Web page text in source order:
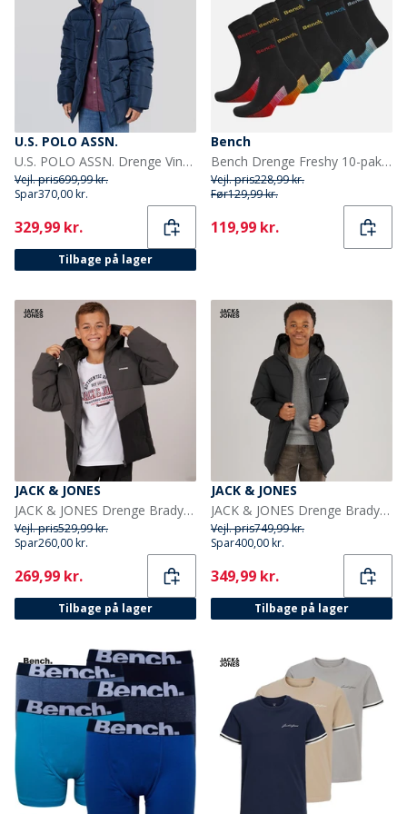
U.S. POLO ASSN.
U.S. POLO ASSN. Drenge Vinterjakke Blå
Vejl. pris699,99 kr.
Spar370,00 kr.
Current
329,99 kr.
Tilbage på lager
Bench
Bench Drenge Freshy 10-pak Sokker Sort/Multi
Vejl. pris228,99 kr.
Før129,99 kr.
Current
119,99 kr.
JACK & JONES
JACK & JONES Drenge Brady Puffer Jakke Asfalt
Vejl. pris529,99 kr.
Spar260,00 kr.
Current
269,99 kr.
Tilbage på lager
JACK & JONES
JACK & JONES Drenge Brady Puffer Jakke Sort
Vejl. pris749,99 kr.
Spar400,00 kr.
Current
349,99 kr.
Tilbage på lager